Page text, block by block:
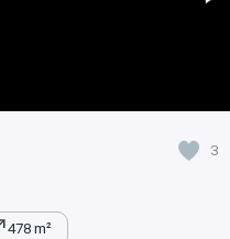
3
478 m²